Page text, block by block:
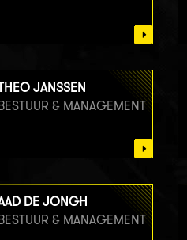
JANSSEN
& MANAGEMENT
DE JONGH
& MANAGEMENT